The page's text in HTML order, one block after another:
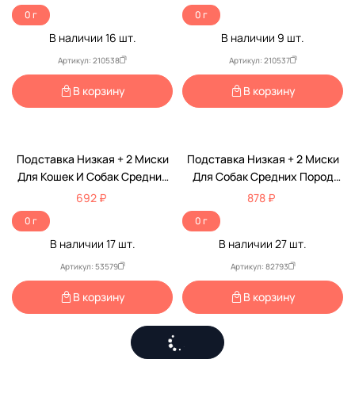
0 г
В наличии 16 шт.
Артикул: 210538
В корзину
0 г
В наличии 9 шт.
Артикул: 210537
В корзину
Подставка Низкая + 2 Миски
Для Кошек И Собак Средних
Пород 2*480мл 3152 Vm-
692 ₽
0 г
В наличии 17шт.
Артикул: 53579
В корзину
Подставка Низкая + 2 Миски
Для Собак Средних Пород
Цветная 3156 Vm-2700В
878 ₽
0 г
В наличии 27 шт.
Артикул: 82793
В корзину